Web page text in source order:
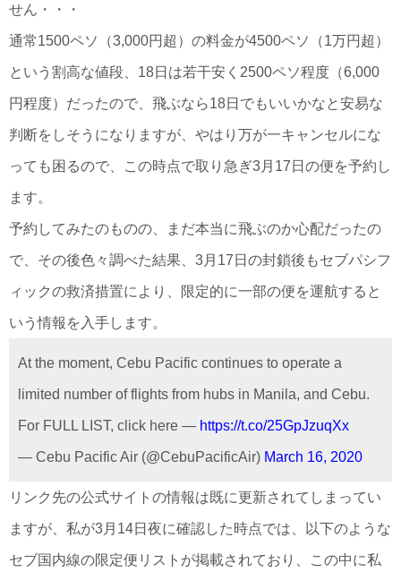
せん・・・
通常1500ペソ（3,000円超）の料金が4500ペソ（1万円超）
という割高な値段、18日は若干安く2500ペソ程度（6,000
円程度）だったので、飛ぶなら18日でもいいかなと安易な
判断をしそうになりますが、やはり万が一キャンセルにな
っても困るので、この時点で取り急ぎ3月17日の便を予約し
ます。
予約してみたのものの、まだ本当に飛ぶのか心配だったの
で、その後色々調べた結果、3月17日の封鎖後もセブパシフ
ィックの救済措置により、限定的に一部の便を運航すると
いう情報を入手します。
At the moment, Cebu Pacific continues to operate a
limited number of flights from hubs in Manila, and Cebu.
For FULL LIST, click here — https://t.co/25GpJzuqXx
— Cebu Pacific Air (@CebuPacificAir) March 16, 2020
リンク先の公式サイトの情報は既に更新されてしまってい
ますが、私が3月14日夜に確認した時点では、以下のような
セブ国内線の限定便リストが掲載されており、この中に私